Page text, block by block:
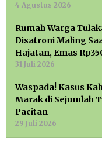
4 Agustus 2026
Rumah Warga
Disatroni Maling
Hajatan, Emas
31 Juli 2026
Waspada! Kasus
Marak di Sejumlah
Pacitan
29 Juli 2026